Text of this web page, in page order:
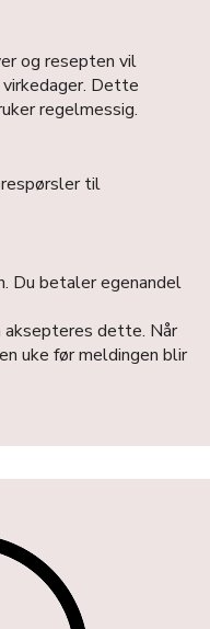
og resepten vil
Dette
regelmessig.
til
Du betaler egenandel
dette. Når
uke før meldingen blir